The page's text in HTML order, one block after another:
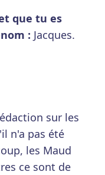
que tu es
: Jacques.
sur les
n'a pas été
les Maud
ce sont de